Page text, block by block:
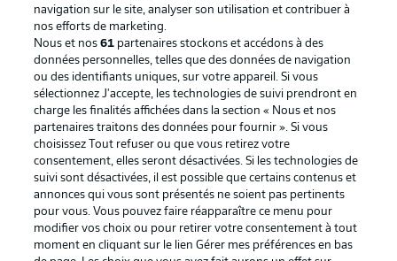
Football as it's meant to be
BUNDESLIGA APP
navigation sur le site, analyser son utilisation et contribuer à
nos efforts de marketing.
Nous et nos61 partenaires stockons et accédons à des
données personnelles, telles que des données de navigation
ou des identifiants uniques, sur votre appareil. Si vous
sélectionnez J'accepte, les technologies de suivi prendront en
charge les finalités affichées dans la section « Nous et nos
partenaires traitons des données pour fournir ». Si vous
choisissez Tout refuser ou que vous retirez votre
consentement, elles seront désactivées. Si les technologies de
suivi sont désactivées, il est possible que certains contenus et
annonces qui vous sont présentés ne soient pas pertinents
pour vous. Vous pouvez faire réapparaître ce menu pour
modifier vos choix ou pour retirer votre consentement à tout
moment en cliquant sur le lien Gérer mes préférences en bas